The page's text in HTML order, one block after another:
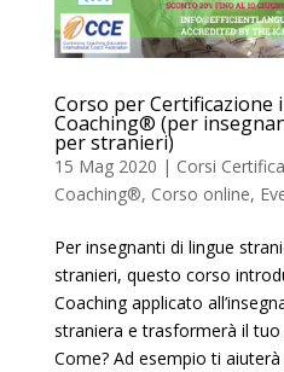
Corso per Certificazione
Coaching® (per
per stranieri)
15 Mag 2020 | Corsi
Coaching®, Corso online,
Per insegnanti di lingue
stranieri, questo corso
Coaching applicato
straniera e trasformerà il
Come? Ad esempio ti